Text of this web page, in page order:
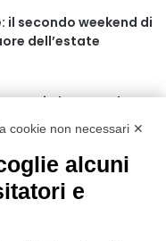
il secondo weekend di
dell’estate
avvia le procedure
stato di calamità
il programma del
cookie non necessari ✕
alcuni
e